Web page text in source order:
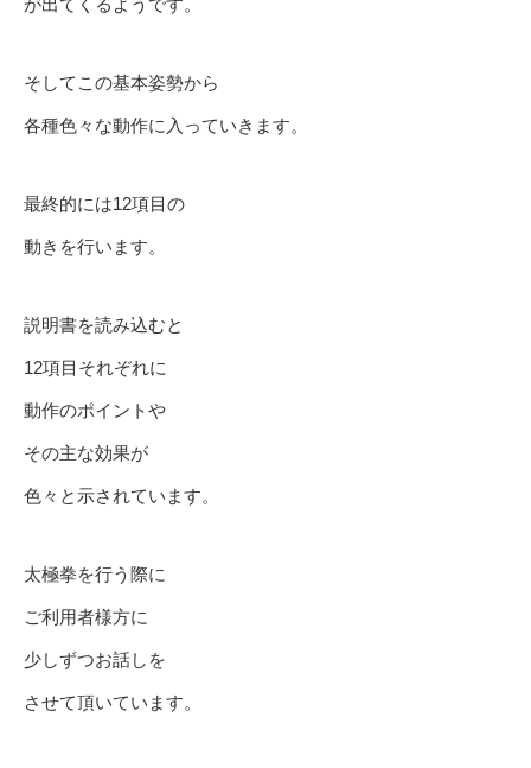
が出てくるようです。
そしてこの基本姿勢から
各種色々な動作に入っていきます。
最終的には12項目の
動きを行います。
説明書を読み込むと
12項目それぞれに
動作のポイントや
その主な効果が
色々と示されています。
太極拳を行う際に
ご利用者様方に
少しずつお話しを
させて頂いています。